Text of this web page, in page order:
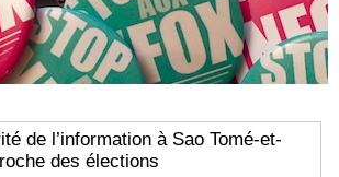
de l’information à Sao Tomé-et-
des élections